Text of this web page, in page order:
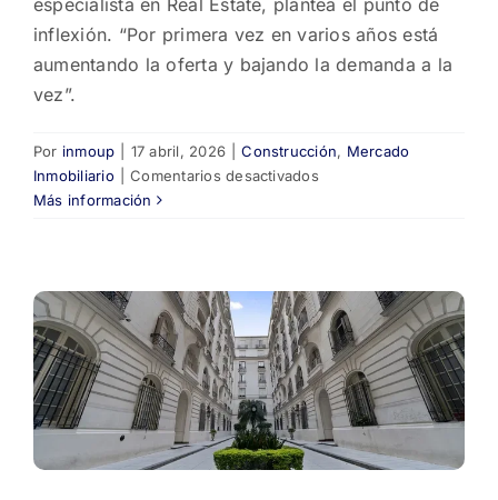
inflexión. “Por primera vez en varios años está
aumentando la oferta y bajando la demanda a la
vez”.
Por inmoup 17 abril, 2026 Construcción, Mercado
Inmobiliario
Comentarios desactivadosen
«bajó
su
precio»:
qué
está
pasando
con
los
Más información